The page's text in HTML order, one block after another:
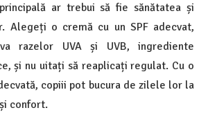
ar trebui să fie sănătatea și
Alegeți o cremă cu un SPF adecvat,
razelor UVA și UVB, ingrediente
și nu uitați să reaplicați regulat. Cu o
copiii pot bucura de zilele lor la
confort.